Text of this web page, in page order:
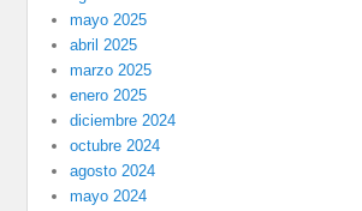
mayo 2025
abril 2025
marzo 2025
enero 2025
diciembre 2024
octubre 2024
agosto 2024
mayo 2024